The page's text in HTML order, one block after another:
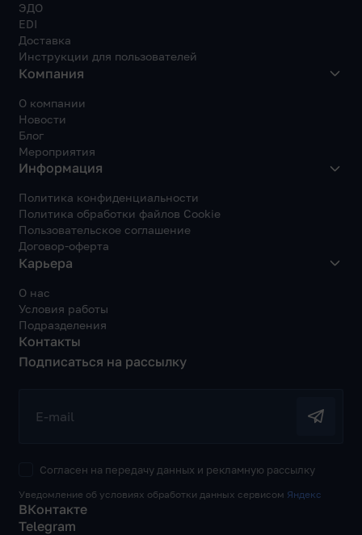
ЭДО
EDI
Доставка
Инструкции для пользователей
Компания
О компании
Новости
Блог
Мероприятия
Информация
Политика конфиденциальности
Политика обработки файлов Cookie
Пользовательское соглашение
Договор-оферта
Карьера
О нас
Условия работы
Подразделения
Контакты
Подписаться на рассылку
E-mail
Согласен на передачу данных и рекламную рассылку
Уведомление об условиях обработки данных сервисом Яндекс
ВКонтакте
Telegram